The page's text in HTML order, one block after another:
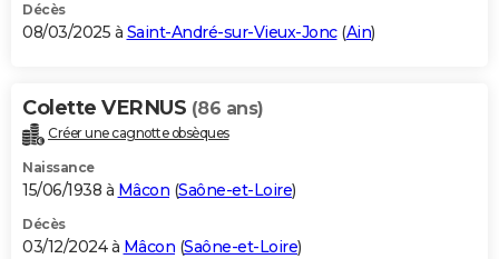
Décès
08/03/2025 à Saint-André-sur-Vieux-Jonc(Ain)
Colette VERNUS (86 ans)
Créer une cagnotte obsèques
Naissance
15/06/1938 à Mâcon (Saône-et-Loire)
Décès
03/12/2024 à Mâcon (Saône-et-Loire)